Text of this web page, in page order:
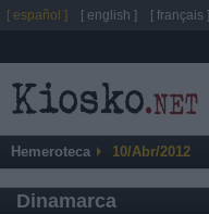
Hemeroteca 10/Abr/2012
Dinamarca
[ español ] [ english ] [ français ]